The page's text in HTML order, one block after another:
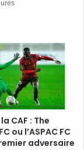
CAF : The
ou l’ASPAC FC
adversaire